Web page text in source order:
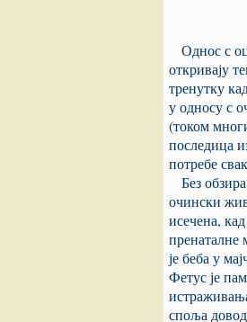
Однос с
откривају
тренутку
у односу с
(током
последица
потребе
Без
очински
исечена,
пренаталне
је беба у
Фетус је
споља